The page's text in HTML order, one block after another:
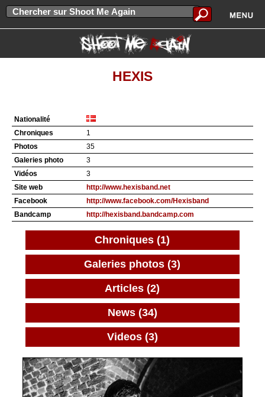
HEXIS
Nationalité
Chroniques
1
Photos
35
Galeries photo
3
Vidéos
3
Site web
http://www.hexisband.net
Facebook
http://www.facebook.com/Hexisband
Bandcamp
http://hexisband.bandcamp.com
Chroniques (1)
Galeries photos (3)
Articles (2)
News (34)
Videos (3)